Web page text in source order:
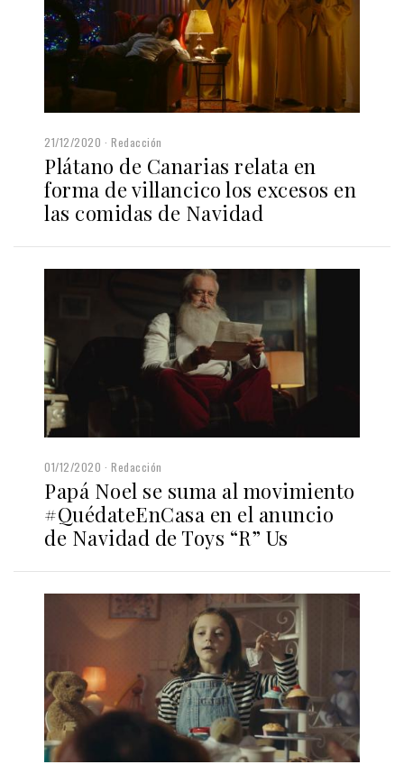
21/12/2020 Redacción
Plátano de Canarias relata en
forma de villancico los excesos en
las comidas de Navidad
01/12/2020 Redacción
Papá Noel se suma al movimiento
#QuédateEnCasa en el anuncio
de Navidad de Toys “R” Us